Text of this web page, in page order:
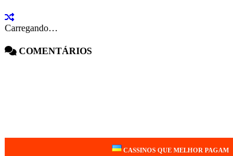
Carregando…
COMENTÁRIOS
CASSINOS QUE MELHOR PAGAM